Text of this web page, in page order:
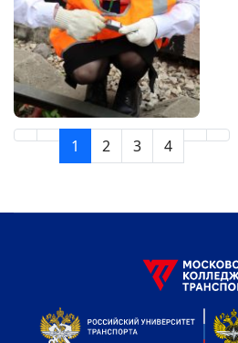
1 2 3 4